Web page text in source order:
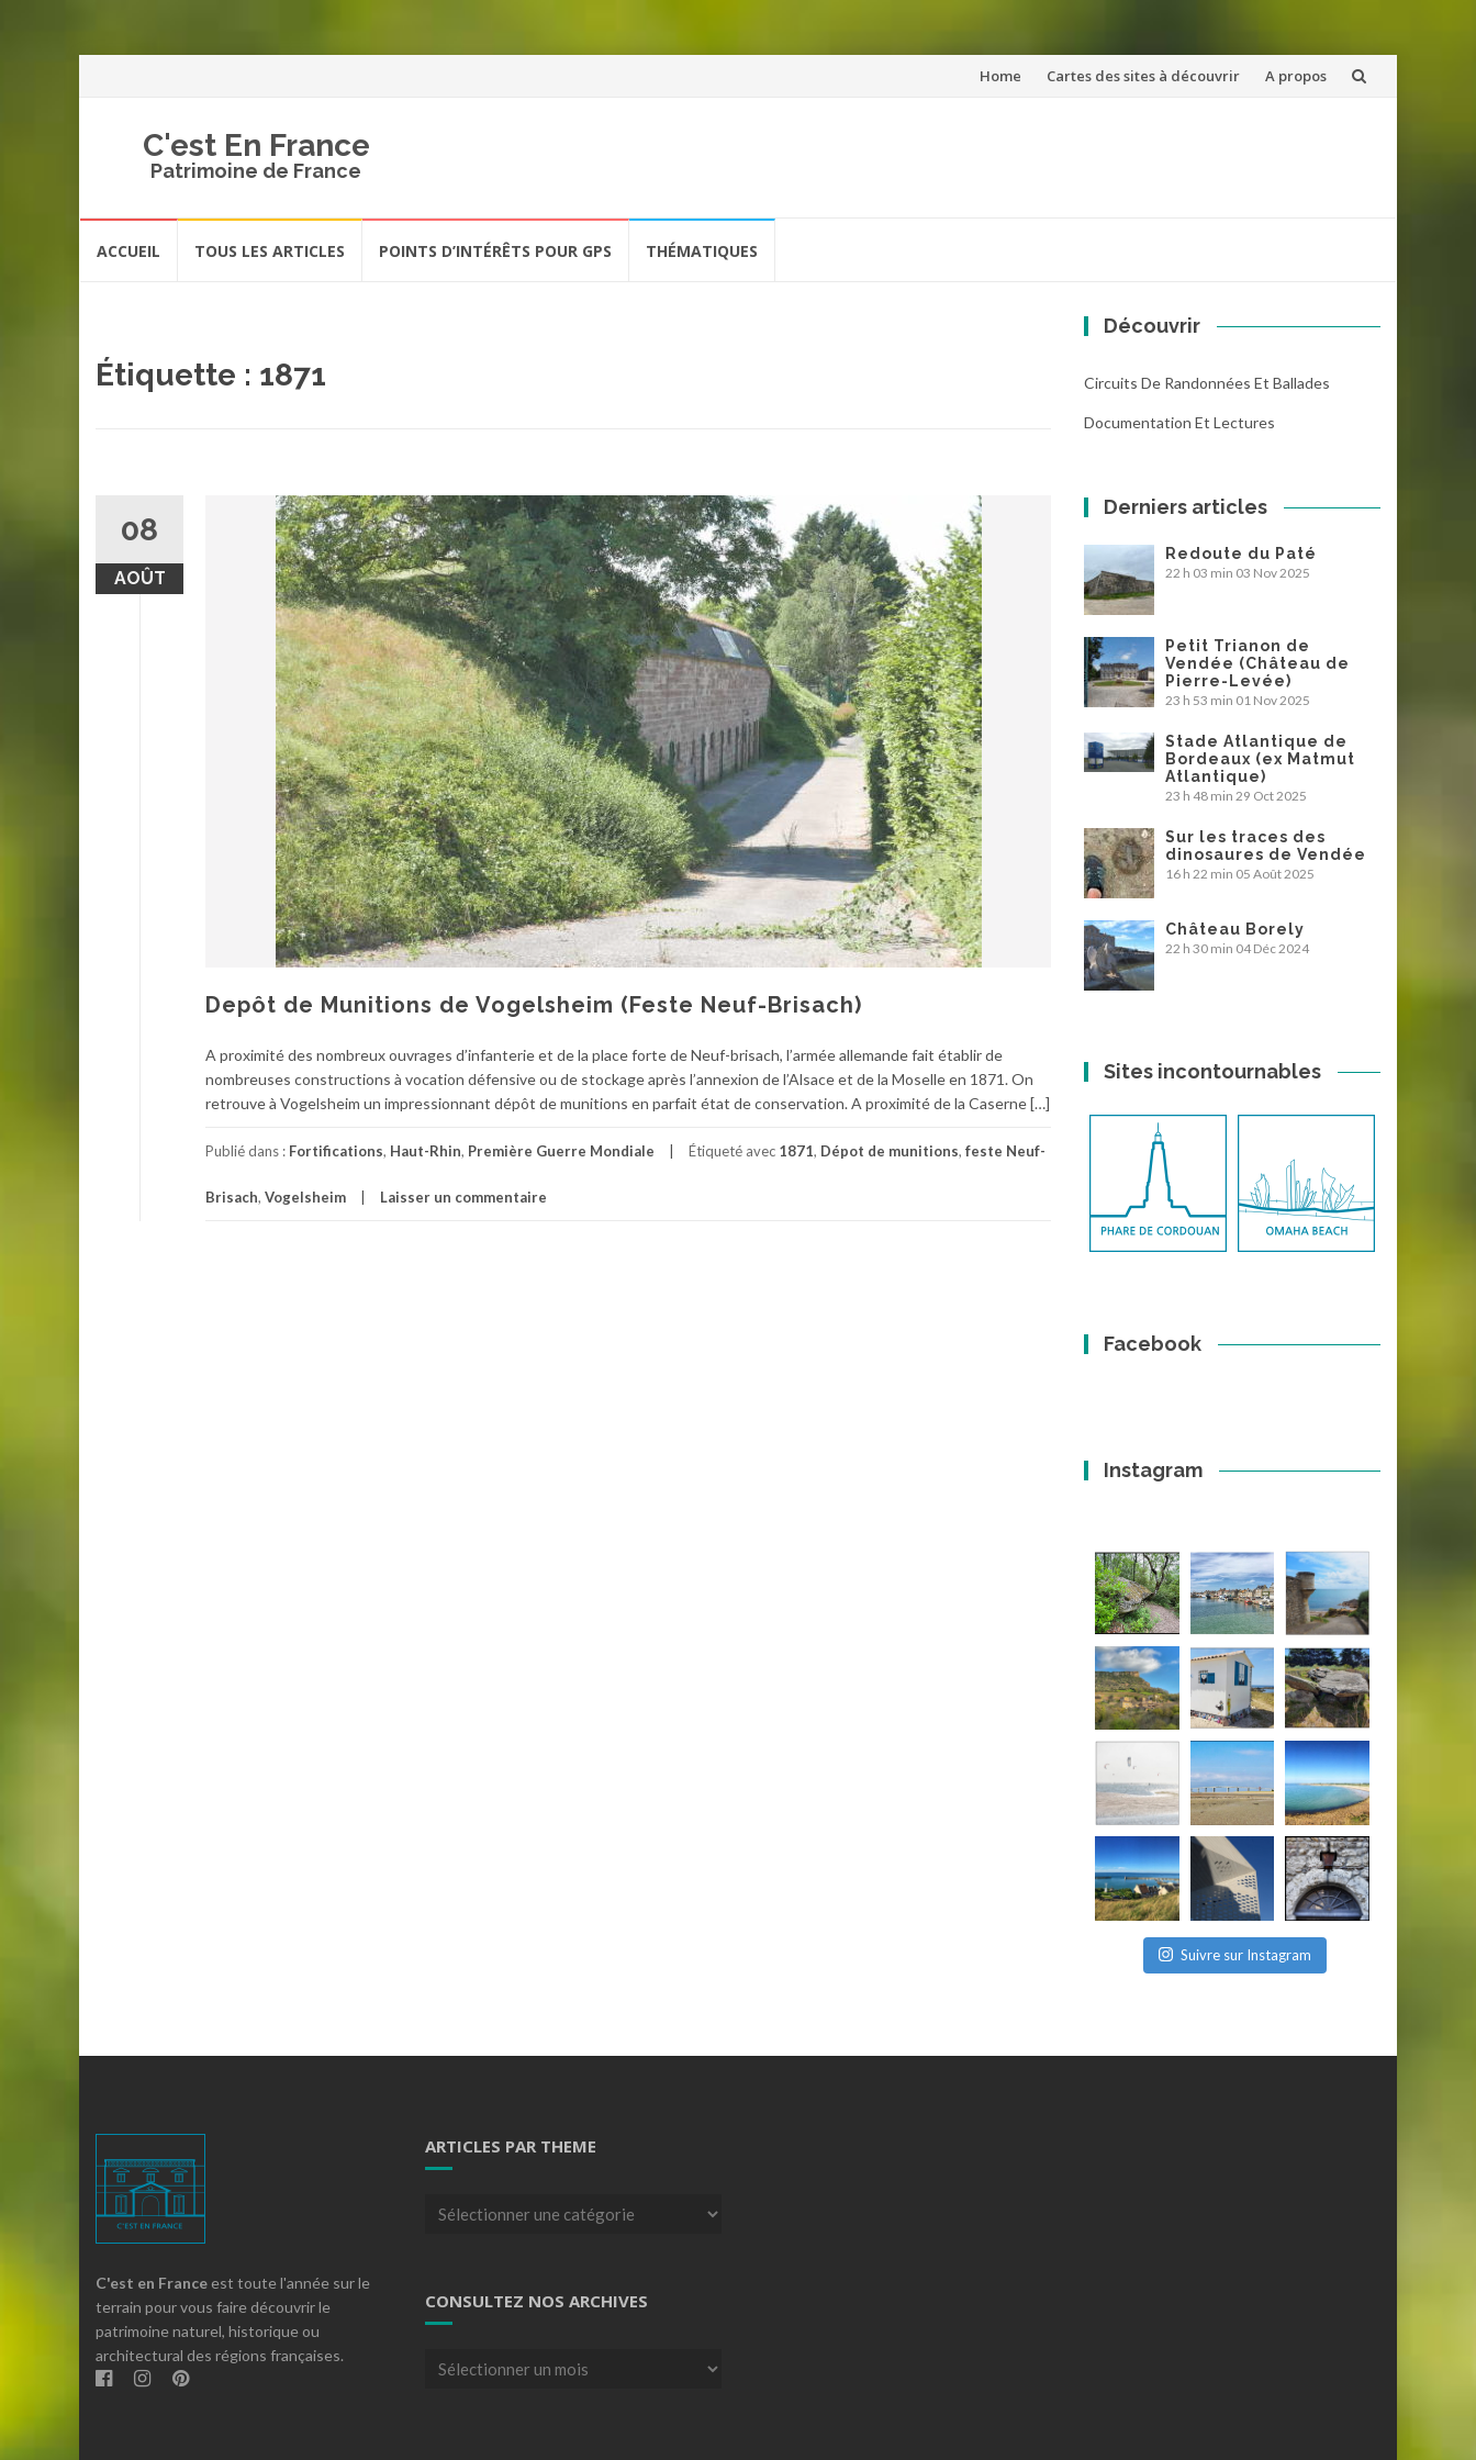
Aller
Home Cartes des sites à découvrir A propos
C'est En France
Patrimoine de France
ACCUEIL TOUS LES ARTICLES POINTS D’INTÉRÊTS POUR GPS THÉMATIQUES
Étiquette : 1871
08
AOÛT
Depôt de Munitions de Vogelsheim (Feste Neuf-Brisach)
A proximité des nombreux ouvrages d’infanterie et de la place forte de Neuf-brisach, l’armée allemande fait établir de
nombreuses constructions à vocation défensive ou de stockage après l’annexion de l’Alsace et de la Moselle en 1871. On
retrouve à Vogelsheim un impressionnant dépôt de munitions en parfait état de conservation. A proximité de la Caserne […]
Publié dans : Fortifications, Haut-Rhin, Première Guerre Mondiale Étiqueté avec 1871, Dépot de munitions, feste Neuf-
Brisach, Vogelsheim Laisser un commentaire
Découvrir
Circuits De Randonnées Et Ballades
Documentation Et Lectures
Derniers articles
Redoute du Paté
22 h 03 min 03 Nov 2025
Petit Trianon de
Vendée (Château de
Pierre-Levée)
23 h 53 min 01 Nov 2025
Stade Atlantique de
Bordeaux (ex Matmut
Atlantique)
23 h 48 min 29 Oct 2025
Sur les traces des
dinosaures de Vendée
16 h 22 min 05 Août 2025
Château Borely
22 h 30 min 04 Déc 2024
Sites incontournables
Facebook
Instagram
Suivre sur Instagram
C'est en France est toute l'année sur le
terrain pour vous faire découvrir le
patrimoine naturel, historique ou
architectural des régions françaises.
ARTICLES PAR THEME
Articles
CONSULTEZ NOS ARCHIVES
Consultez